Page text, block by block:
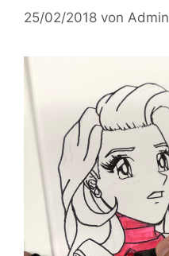
25/02/2018 von Admin